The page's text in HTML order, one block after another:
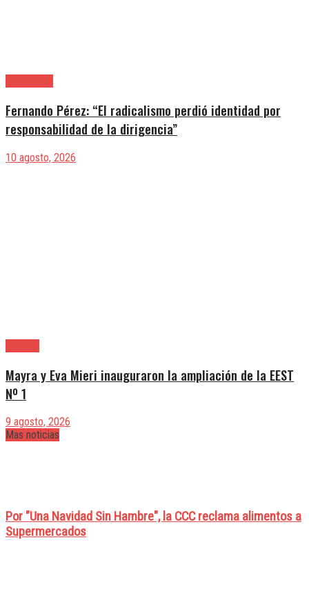
Fernando Pérez: “El radicalismo perdió identidad por
responsabilidad de la dirigencia”
10 agosto, 2026
Mayra y Eva Mieri inauguraron la ampliación de la EEST
Nº 1
9 agosto, 2026
Mas noticias
Por "Una Navidad Sin Hambre", la CCC reclama alimentos a
Supermercados